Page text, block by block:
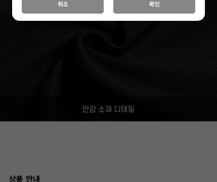
상품 안내
취소 확인